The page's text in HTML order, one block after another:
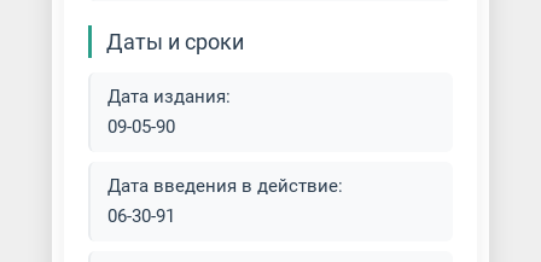
Даты и сроки
Дата издания:
09-05-90
Дата введения в действие:
06-30-91